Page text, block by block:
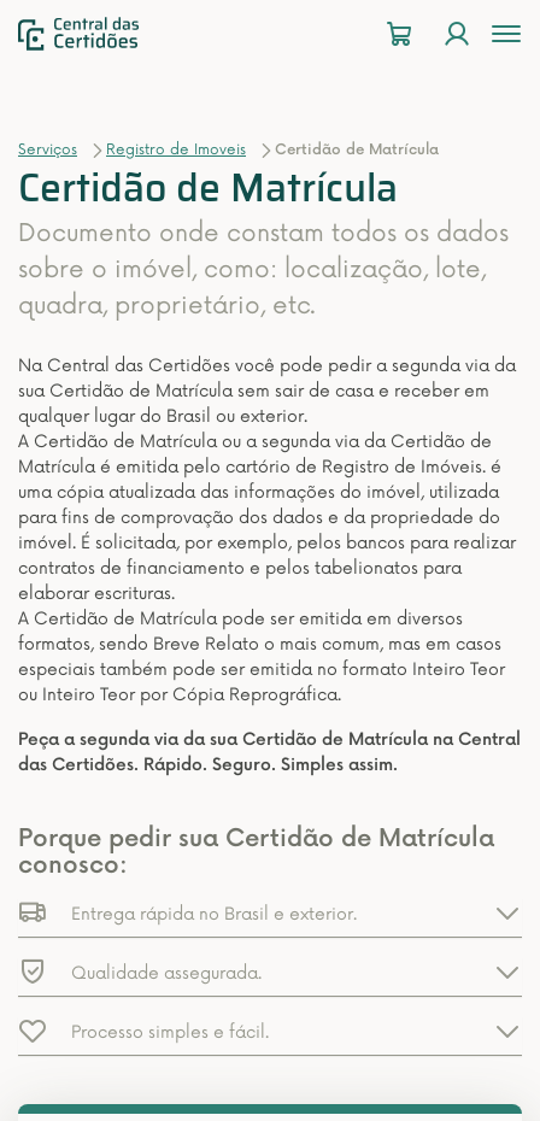
Serviços Registro de Imoveis Certidão de Matrícula
Certidão de Matrícula
Documento onde constam todos os dados
sobre o imóvel, como: localização, lote,
quadra, proprietário, etc.
Na Central das Certidões você pode pedir a segunda via da
sua Certidão de Matrícula sem sair de casa e receber em
qualquer lugar do Brasil ou exterior.
A Certidão de Matrícula ou a segunda via da Certidão de
Matrícula é emitida pelo cartório de Registro de Imóveis. é
uma cópia atualizada das informações do imóvel, utilizada
para fins de comprovação dos dados e da propriedade do
imóvel. É solicitada, por exemplo, pelos bancos para realizar
contratos de financiamento e pelos tabelionatos para
elaborar escrituras.
A Certidão de Matrícula pode ser emitida em diversos
formatos, sendo Breve Relato o mais comum, mas em casos
especiais também pode ser emitida no formato Inteiro Teor
ou Inteiro Teor por Cópia Reprográfica.
Peça a segunda via da sua Certidão de Matrícula na Central
das Certidões. Rápido. Seguro. Simples assim.
Porque pedir sua Certidão de Matrícula
conosco:
Entrega rápida no Brasil e exterior.
Qualidade assegurada.
Processo simples e fácil.